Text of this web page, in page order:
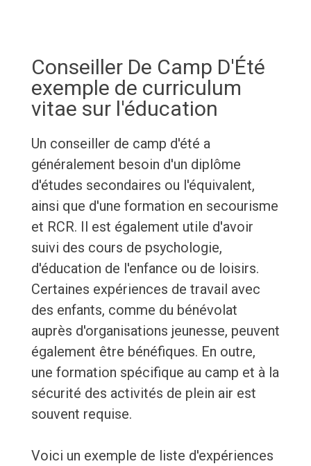
Conseiller De Camp D'Été
exemple de curriculum
vitae sur l'éducation
Un conseiller de camp d'été a
généralement besoin d'un diplôme
d'études secondaires ou l'équivalent,
ainsi que d'une formation en secourisme
et RCR. Il est également utile d'avoir
suivi des cours de psychologie,
d'éducation de l'enfance ou de loisirs.
Certaines expériences de travail avec
des enfants, comme du bénévolat
auprès d'organisations jeunesse, peuvent
également être bénéfiques. En outre,
une formation spécifique au camp et à la
sécurité des activités de plein air est
souvent requise.
Voici un exemple de liste d'expériences